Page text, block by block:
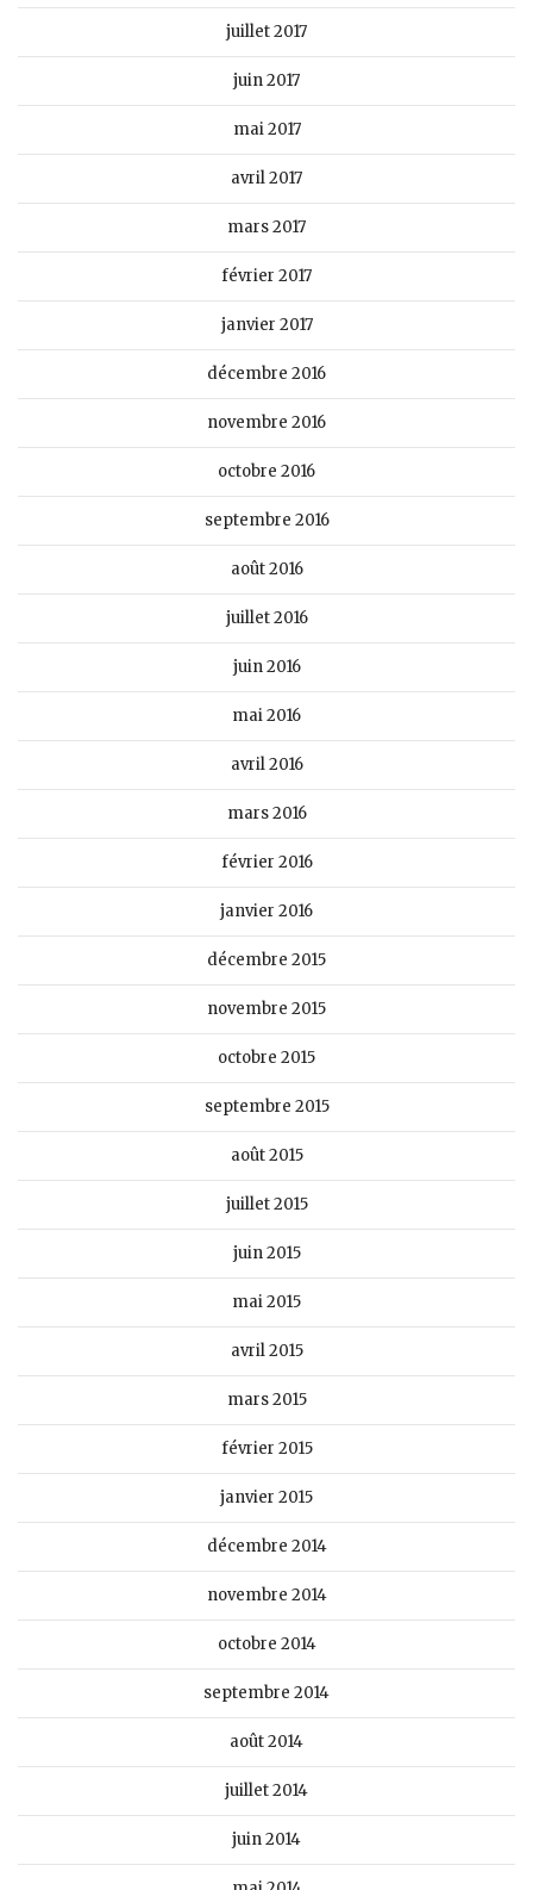
juillet 2017
juin 2017
mai 2017
avril 2017
mars 2017
février 2017
janvier 2017
décembre 2016
novembre 2016
octobre 2016
septembre 2016
août 2016
juillet 2016
juin 2016
mai 2016
avril 2016
mars 2016
février 2016
janvier 2016
décembre 2015
novembre 2015
octobre 2015
septembre 2015
août 2015
juillet 2015
juin 2015
mai 2015
avril 2015
mars 2015
février 2015
janvier 2015
décembre 2014
novembre 2014
octobre 2014
septembre 2014
août 2014
juillet 2014
juin 2014